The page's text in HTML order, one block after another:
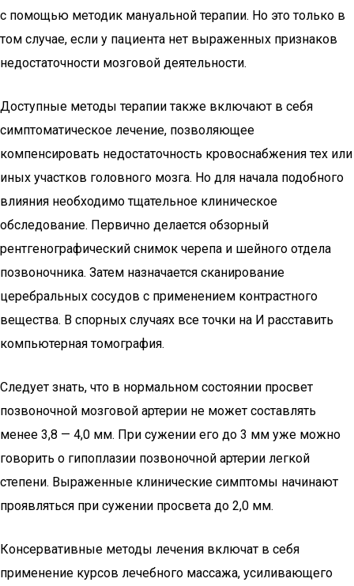
с помощью методик мануальной терапии. Но это только в
том случае, если у пациента нет выраженных признаков
недостаточности мозговой деятельности.
Доступные методы терапии также включают в себя
симптоматическое лечение, позволяющее
компенсировать недостаточность кровоснабжения тех или
иных участков головного мозга. Но для начала подобного
влияния необходимо тщательное клиническое
обследование. Первично делается обзорный
рентгенографический снимок черепа и шейного отдела
позвоночника. Затем назначается сканирование
церебральных сосудов с применением контрастного
вещества. В спорных случаях все точки на И расставить
компьютерная томография.
Следует знать, что в нормальном состоянии просвет
позвоночной мозговой артерии не может составлять
менее 3,8 — 4,0 мм. При сужении его до 3 мм уже можно
говорить о гипоплазии позвоночной артерии легкой
степени. Выраженные клинические симптомы начинают
проявляться при сужении просвета до 2,0 мм.
Консервативные методы лечения включат в себя
применение курсов лечебного массажа, усиливающего